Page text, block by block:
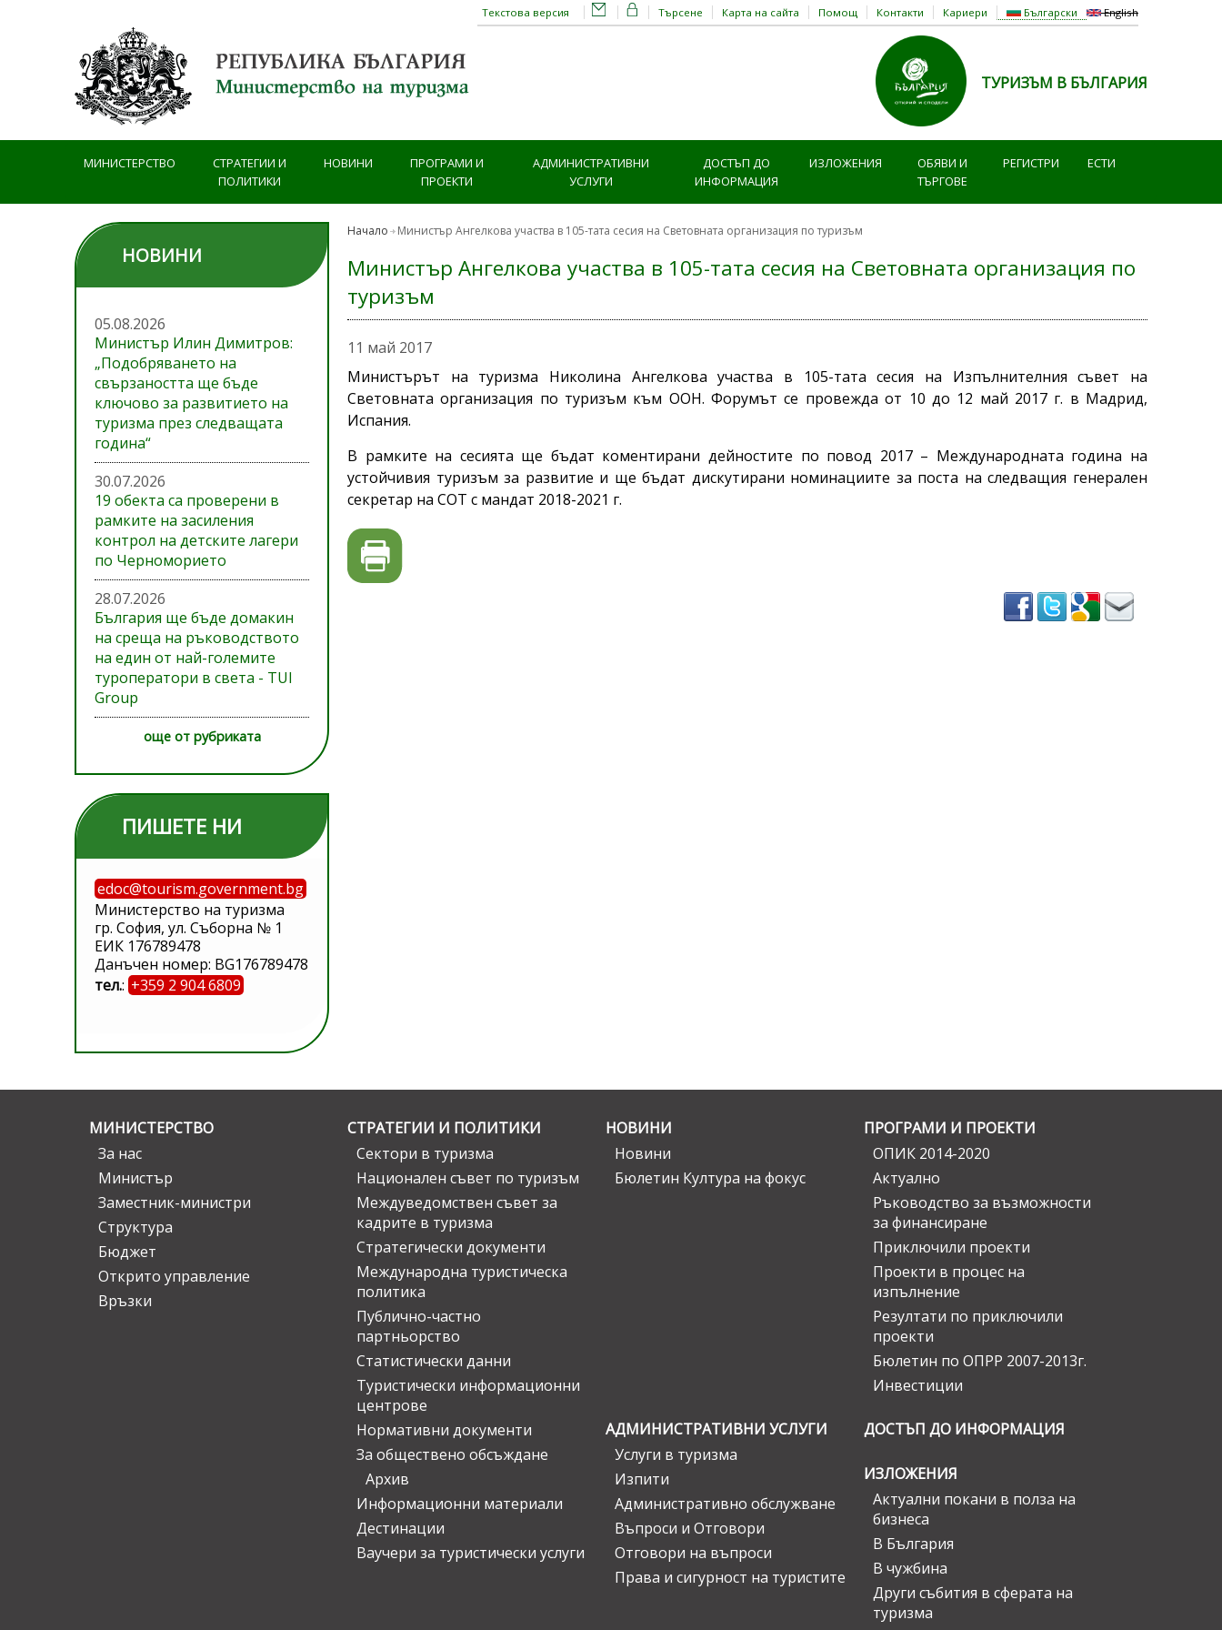
Български English
Търсене Карта на сайта Помощ Контакти Кариери
Текстова версия
ТУРИЗЪМ В БЪЛГАРИЯ
МИНИСТЕРСТВО
СТРАТЕГИИ И
ПОЛИТИКИ
НОВИНИ
ПРОГРАМИ И
ПРОЕКТИ
АДМИНИСТРАТИВНИ
УСЛУГИ
ДОСТЪП ДО
ИНФОРМАЦИЯ
ИЗЛОЖЕНИЯ
ОБЯВИ И
ТЪРГОВЕ
РЕГИСТРИ ЕСТИ
НОВИНИ
05.08.2026
Министър Илин Димитров:
„Подобряването на
свързаността ще бъде
ключово за развитието на
туризма през следващата
година“
30.07.2026
19 обекта са проверени в
рамките на засиления
контрол на детските лагери
по Черноморието
28.07.2026
България ще бъде домакин
на среща на ръководството
на един от най-големите
туроператори в света - TUI
Group
още от рубриката
ПИШЕТЕ НИ
edoc@tourism.government.bg
Министерство на туризма
гр. София, ул. Съборна № 1
ЕИК 176789478
Данъчен номер: BG176789478
тел.: +359 2 904 6809
Начало Министър Ангелкова участва в 105-тата сесия на Световната организация по туризъм
Министър Ангелкова участва в 105-тата сесия на Световната организация по
туризъм
11 май 2017
Министърът на туризма Николина Ангелкова участва в 105-тата сесия на Изпълнителния съвет на
Световната организация по туризъм към ООН. Форумът се провежда от 10 до 12 май 2017 г. в Мадрид,
Испания.
В рамките на сесията ще бъдат коментирани дейностите по повод 2017 – Международната година на
устойчивия туризъм за развитие и ще бъдат дискутирани номинациите за поста на следващия генерален
секретар на СОТ с мандат 2018-2021 г.
МИНИСТЕРСТВО
За нас
Министър
Заместник-министри
Структура
Бюджет
Открито управление
Връзки
СТРАТЕГИИ И ПОЛИТИКИ
Сектори в туризма
Национален съвет по туризъм
Междуведомствен съвет за
кадрите в туризма
Стратегически документи
Международна туристическа
политика
Публично-частно
партньорство
Статистически данни
Туристически информационни
центрове
Нормативни документи
За обществено обсъждане
Архив
Информационни материали
Дестинации
Ваучери за туристически услуги
НОВИНИ
Новини
Бюлетин Култура на фокус
ПРОГРАМИ И ПРОЕКТИ
ОПИК 2014-2020
Актуално
Ръководство за възможности
за финансиране
Приключили проекти
Проекти в процес на
изпълнение
Резултати по приключили
проекти
Бюлетин по ОПРР 2007-2013г.
Инвестиции
АДМИНИСТРАТИВНИ УСЛУГИ
Услуги в туризма
Изпити
Административно обслужване
Въпроси и Отговори
Отговори на въпроси
Права и сигурност на туристите
ДОСТЪП ДО ИНФОРМАЦИЯ
ИЗЛОЖЕНИЯ
Актуални покани в полза на
бизнеса
В България
В чужбина
Други събития в сферата на
туризма